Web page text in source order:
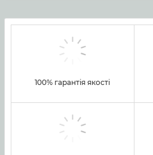
100% гарантія якості